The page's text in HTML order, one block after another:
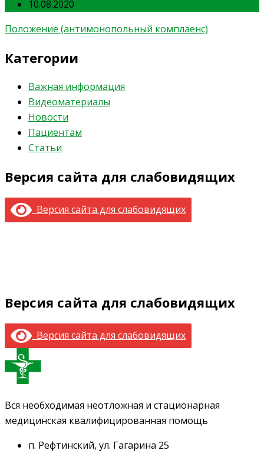
10.08.2020
Положение (антимонопольный комплаенс)
Категории
Важная информация
Видеоматериалы
Новости
Пациентам
Статьи
Версия сайта для слабовидящих
Версия сайта для слабовидящих
Версия сайта для слабовидящих
Версия сайта для слабовидящих
Вся необходимая неотложная и стационарная
медицинская квалифицированная помощь
п. Рефтинский, ул. Гагарина 25